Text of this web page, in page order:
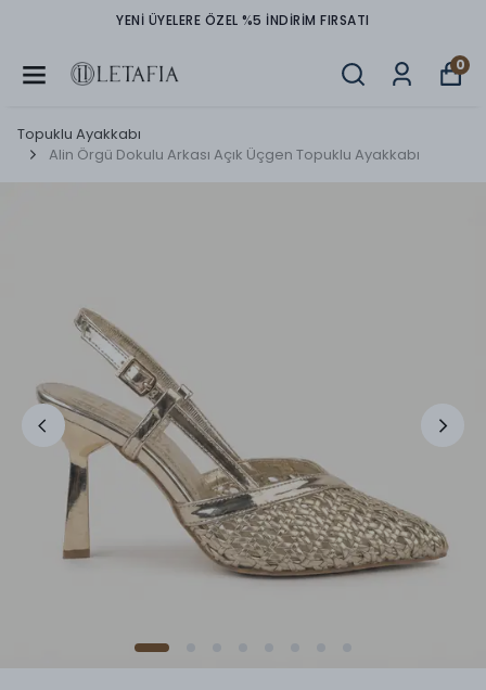
TÜM ÜRÜNLERDE PEŞİN FİYATINA 3 TAKSİT İMKANI
0
Topuklu Ayakkabı
Alin Örgü Dokulu Arkası Açık Üçgen Topuklu Ayakkabı